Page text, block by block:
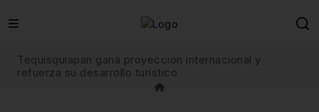
Tequisquiapan gana proyección internacional y
refuerza su desarrollo turístico